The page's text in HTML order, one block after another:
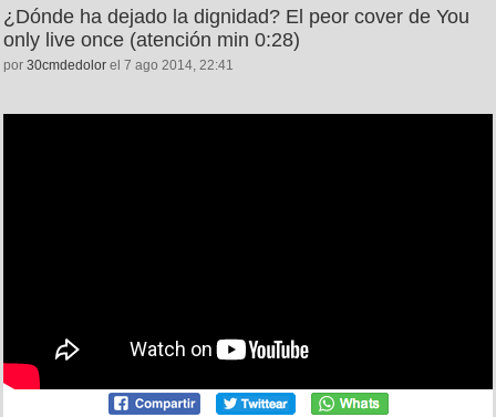
¿Dónde ha dejado la dignidad? El peor cover de You
only live once (atención min 0:28)
por 30cmdedolor el 7 ago 2014, 22:41